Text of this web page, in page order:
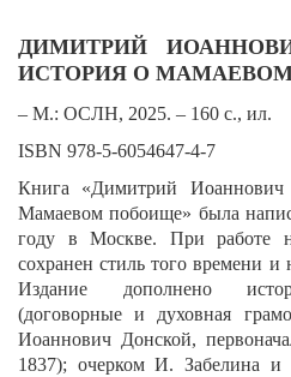
ДИМИТРИЙ
ИСТОРИЯ О
– М.: ОСЛН, 2025. – 160 с., ил.
ISBN 978-5-6054647-4-7
Книга «Димитрий
Мамаевом побоище» была
году в Москве. При работе
сохранен стиль того времени
Издание дополнено
(договорные и духовная
Иоаннович Донской,
1837); очерком И. Забелина и